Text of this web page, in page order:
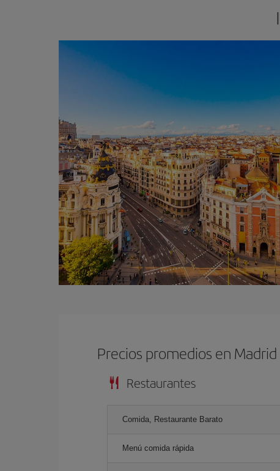
Precios promedios en Madrid
Restaurantes
Comida, Restaurante Barato
Menú comida rápida